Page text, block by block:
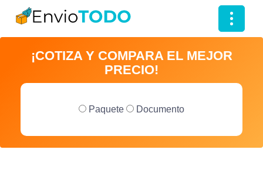
T
o
g
¡COTIZA Y COMPARA EL MEJOR
PRECIO!
Paquete Documento